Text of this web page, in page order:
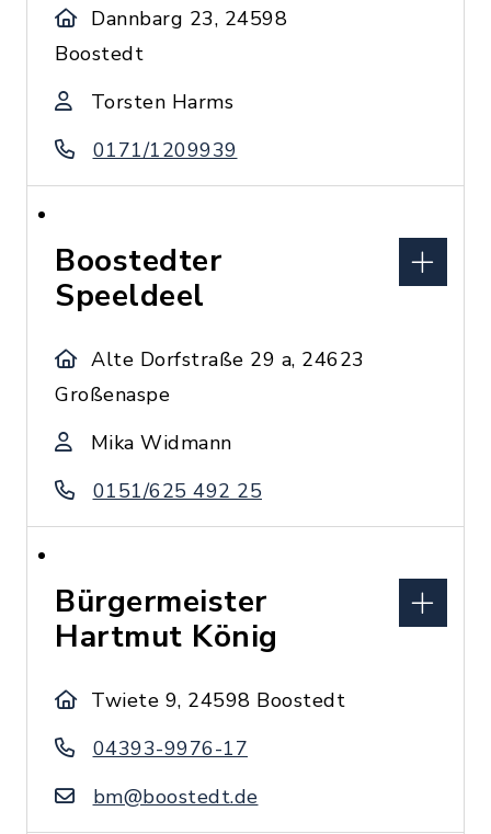
Dannbarg 23, 24598
Boostedt
Torsten Harms
0171/1209939
Boostedter
Speeldeel
Alte Dorfstraße 29 a, 24623
Großenaspe
Mika Widmann
0151/625 492 25
Bürgermeister
Hartmut König
Twiete 9, 24598 Boostedt
04393-9976-17
bm@boostedt.de